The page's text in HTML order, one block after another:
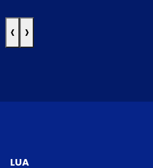
‹ ›
LUA